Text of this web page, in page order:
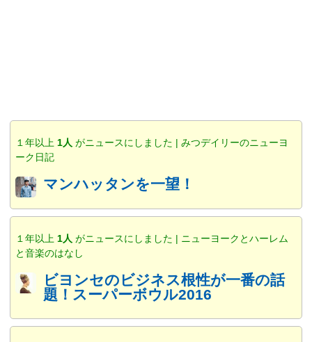
１年以上 1人 がニュースにしました | みつデイリーのニューヨ
ーク日記
マンハッタンを一望！
１年以上 1人 がニュースにしました | ニューヨークとハーレム
と音楽のはなし
ビヨンセのビジネス根性が一番の話
題！スーパーボウル2016